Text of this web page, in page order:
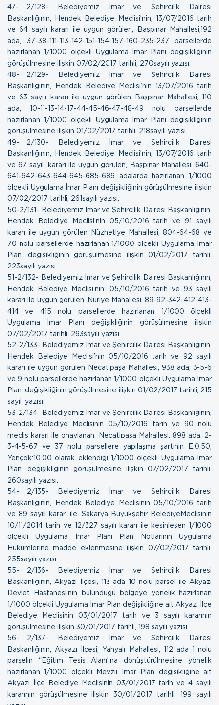
47- 2/128- Belediyemiz İmar ve Şehircilik Dairesi
Başkanlığının, Hendek Belediye Meclisi’nin; 13/07/2016 tarih
ve 64 sayılı kararı ile uygun görülen, Başpınar Mahallesi,192
ada, 37-38-111-113-142-151-154-157-160-235-237 parsellerde
hazırlanan 1/1000 ölçekli Uygulama İmar Planı değişikliğinin
görüşülmesine ilişkin 07/02/2017 tarihli, 270sayılı yazısı.
48- 2/129- Belediyemiz İmar ve Şehircilik Dairesi
Başkanlığının, Hendek Belediye Meclisi’nin 13/07/2016 tarih
ve 63 sayılı kararı ile uygun görülen Başpınar Mahallesi, 110
ada, 10-11-13-14-17-44-45-46-47-48-49 nolu parsellerde
hazırlanan 1/1000 ölçekli Uygulama İmar Planı değişikliğinin
görüşülmesine ilişkin 01/02/2017 tarihli, 218sayılı yazısı.
49- 2/130- Belediyemiz İmar ve Şehircilik Dairesi
Başkanlığının, Hendek Belediye Meclisi’nin; 13/07/2016 tarih
ve 67 sayılı kararı ile uygun görülen, Başpınar Mahallesi, 640-
641-642-643-644-645-685-686 adalarda hazırlanan 1/1000
ölçekli Uygulama İmar Planı değişikliğinin görüşülmesine ilişkin
07/02/2017 tarihli, 261sayılı yazısı.
50- 2/131- Belediyemiz İmar ve Şehircilik Dairesi Başkanlığının,
Hendek Belediye Meclisi’nin 05/10/2016 tarih ve 91 sayılı
kararı ile uygun görülen Nüzhetiye Mahallesi, 804-64-68 ve
70 nolu parsellerde hazırlanan 1/1000 ölçekli Uygulama İmar
Planı değişikliğinin görüşülmesine ilişkin01/02/2017 tarihli,
223sayılı yazısı.
51- 2/132- Belediyemiz İmar ve Şehircilik Dairesi Başkanlığının,
Hendek Belediye Meclisi’nin; 05/10/2016 tarih ve 93 sayılı
kararı ile uygun görülen, Nuriye Mahallesi, 89-92-342-412-413-
414 ve 415 nolu parsellerde hazırlanan 1/1000 ölçekli
Uygulama İmar Planı değişikliğinin görüşülmesine ilişkin
07/02/2017 tarihli, 263sayılı yazısı.
52- 2/133- Belediyemiz İmar ve Şehircilik Dairesi Başkanlığının,
Hendek Belediye Meclisi’nin 05/10/2016 tarih ve 92 sayılı
kararı ile uygun görülen Necatipaşa Mahallesi, 938 ada, 3-5-6
ve 9 nolu parsellerde hazırlanan 1/1000 ölçekli Uygulama İmar
Planı değişikliğinin görüşülmesine ilişkin 01/02/2017 tarihli, 215
sayılı yazısı.
53- 2/134- Belediyemiz İmar ve Şehircilik Dairesi Başkanlığının,
Hendek Belediye Meclisinin 05/10/2016 tarih ve 90 nolu
meclis kararı ile onaylanan, Necatipaşa Mahallesi, 898 ada, 2-
3-4-5-67 ve 37 nolu parsellere yapılaşma şartının E:0.50,
Yençok:10.00 olarak eklendiği 1/1000 ölçekli Uygulama İmar
Planı değişikliğinin görüşülmesine ilişkin 07/02/2017 tarihli,
260sayılı yazısı.
54- 2/135- Belediyemiz İmar ve Şehircilik Dairesi
Başkanlığının, Hendek Belediye Meclisinin 05/10/2016 tarih
ve 89 sayılı kararı ile, Sakarya Büyükşehir BelediyeMeclisinin
10/11/2014 tarih ve 12/327 sayılı kararı ile kesinleşen 1/1000
ölçekli Uygulama İmar Planı Plan Notlarının Uygulama
Hükümlerine madde eklenmesine ilişkin 07/02/2017 tarihli,
255sayılı yazısı.
55- 2/136- Belediyemiz İmar ve Şehircilik Dairesi
Başkanlığının, Akyazı İlçesi, 113 ada 10 nolu parsel ile Akyazı
Devlet Hastanesi’nin bulunduğu bölgeye yönelik hazırlanan
1/1000 ölçekli Uygulama İmar Plan değişikliğine ait Akyazı İlçe
Belediye Meclisinin 03/01/2017 tarih ve 3 sayılı kararının
görüşülmesine ilişkin 30/01/2017 tarihli, 198 sayılı yazısı.
56- 2/137- Belediyemiz İmar ve Şehircilik Dairesi
Başkanlığının, Akyazı İlçesi, Yahyalı Mahallesi, 112 ada 1 nolu
parselin “Eğitim Tesis Alanı”na dönüştürülmesine yönelik
hazırlanan 1/1000 ölçekli Mevzii İmar Plan değişikliğine ait
Akyazı İlçe Belediye Meclisinin 03/01/2017 tarih ve 4 sayılı
kararının görüşülmesine ilişkin 30/01/2017 tarihli, 199 sayılı